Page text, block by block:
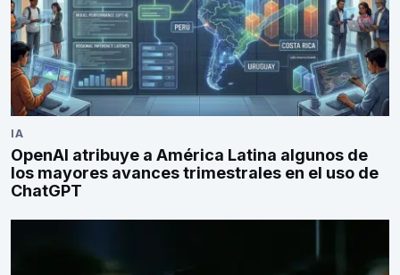
IA
OpenAI atribuye a América Latina algunos de
los mayores avances trimestrales en el uso de
ChatGPT